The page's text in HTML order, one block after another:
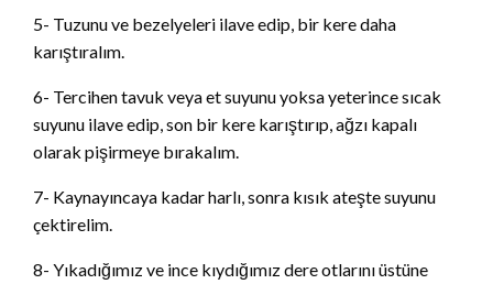
5- Tuzunu ve bezelyeleri ilave edip, bir kere daha
karıştıralım.
6- Tercihen tavuk veya et suyunu yoksa yeterince sıcak
suyunu ilave edip, son bir kere karıştırıp, ağzı kapalı
olarak pişirmeye bırakalım.
7- Kaynayıncaya kadar harlı, sonra kısık ateşte suyunu
çektirelim.
8- Yıkadığımız ve ince kıydığımız dere otlarını üstüne